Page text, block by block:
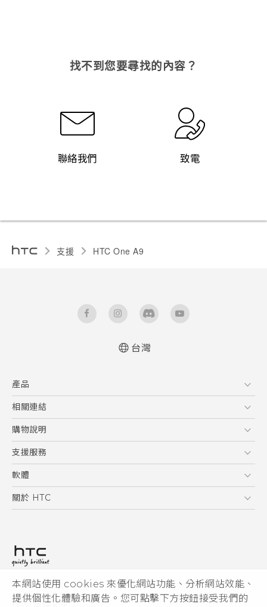
本網站使用 cookies 來優化網站功能、分析網站效能、
提供個性化體驗和廣告。您可點擊下方按鈕接受我們的
找不到您要尋找的內容？
聯絡我們 致電
支援 HTC One A9‎
台灣
產品
5G
智慧型手機
配件
相關連結
HTC Research
購物說明
購物須知
訂單管理
付款方式
支援服務
到府收送維修服務
服務中心資訊
客戶服務佈告欄
軟體
應用程式
HTC Sync Manager
關於 HTC
投資人
隱私權政策
© 2011-2026 HTC Corporation
HTC 法律文件